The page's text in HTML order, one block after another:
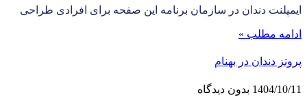
ایمپلنت دندان در سازمان برنامه این صفحه برای افرادی طراحی
ادامه مطلب »
پروتز دندان در بهنام
1404/10/11 بدون دیدگاه